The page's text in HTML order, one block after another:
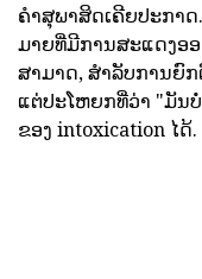
ຄໍາສຸພາສິດເຄີຍປະກາ
ມາຍທີ່ມີການສະແດງອ
ສາມາດ, ສໍາລັບການຍົກ
ແຕ່ປະໂຫຍກທີ່ວ່າ "ມັນ
ຂອງ intoxication ໄດ້.